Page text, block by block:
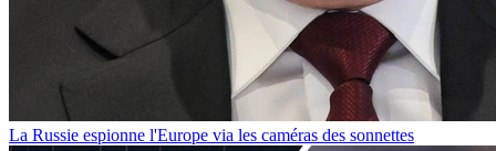
La Russie espionne l'Europe via les caméras des sonnettes